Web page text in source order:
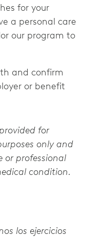
for your
a personal care
our program to
and confirm
or benefit
for
only and
or professional
condition.
los ejercicios